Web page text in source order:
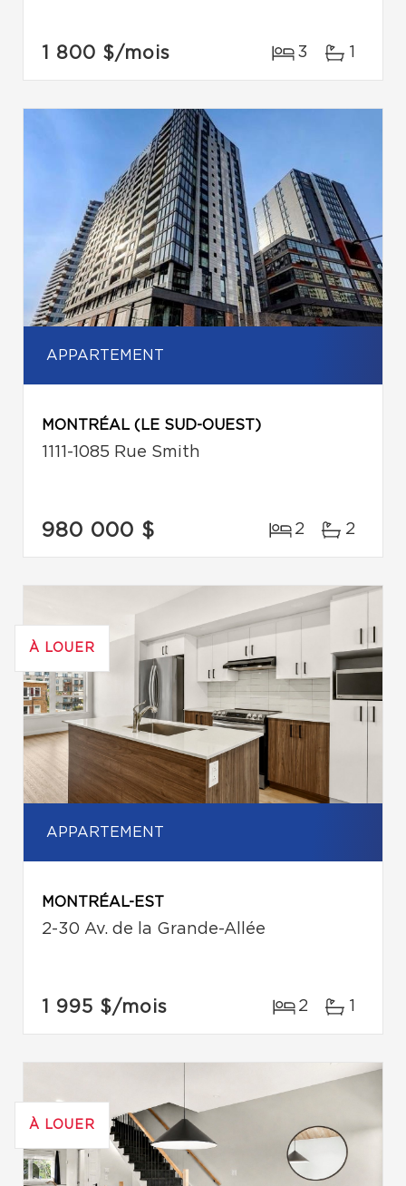
1 800 $/mois 3 1
APPARTEMENT
MONTRÉAL (LE SUD-OUEST)
1111-1085 Rue Smith
980 000 $ 2 2
À LOUER
APPARTEMENT
MONTRÉAL-EST
2-30 Av. de la Grande-Allée
1 995 $/mois 2 1
À LOUER